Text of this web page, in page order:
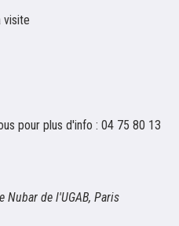
visite
pour plus d'info : 04 75 80 13
Nubar de l'UGAB, Paris